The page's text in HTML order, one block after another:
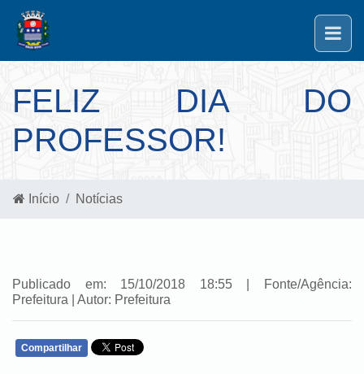
FELIZ DIA DO
PROFESSOR!
Início Notícias
Publicado em: 15/10/2018 18:55 | Fonte/Agência:
Prefeitura | Autor: Prefeitura
Compartilhar